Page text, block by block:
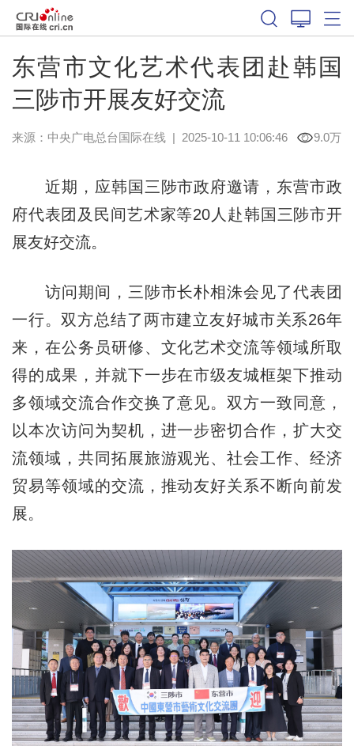
东营市文化艺术代表团赴韩国
三陟市开展友好交流
来源：中央广电总台国际在线| 2025-10-11 10:06:46 9.0万
近期，应韩国三陟市政府邀请，东营市政
府代表团及民间艺术家等20人赴韩国三陟市开
展友好交流。
访问期间，三陟市长朴相洙会见了代表团
一行。双方总结了两市建立友好城市关系26年
来，在公务员研修、文化艺术交流等领域所取
得的成果，并就下一步在市级友城框架下推动
多领域交流合作交换了意见。双方一致同意，
以本次访问为契机，进一步密切合作，扩大交
流领域，共同拓展旅游观光、社会工作、经济
贸易等领域的交流，推动友好关系不断向前发
展。